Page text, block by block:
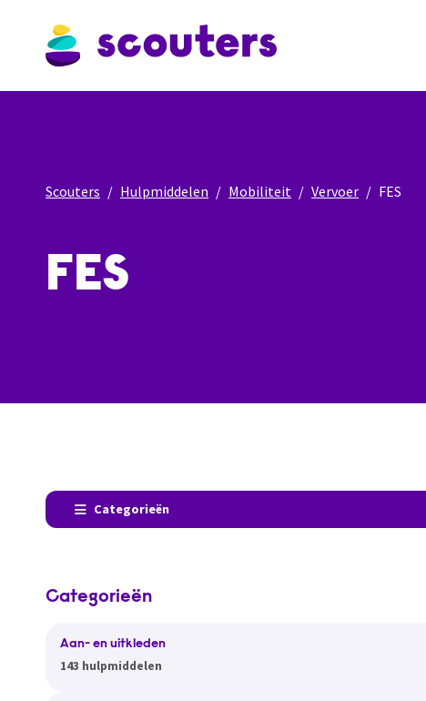
Scouters Hulpmiddelen Mobiliteit Vervoer FES
FES
Categorieën
Categorieën
Aan- en uitkleden
143 hulpmiddelen